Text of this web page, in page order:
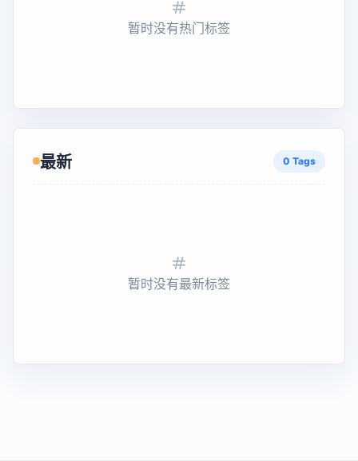
暂时没有热门标签
最新 0 Tags
暂时没有最新标签